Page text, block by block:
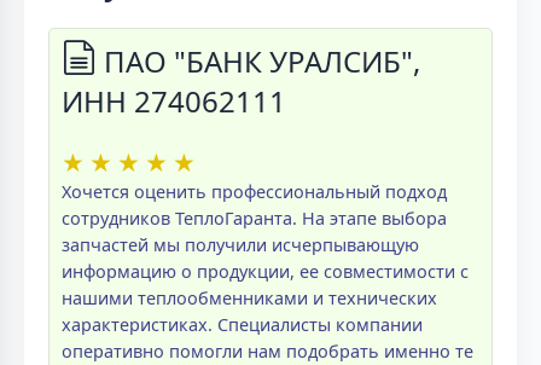
ПАО "БАНК УРАЛСИБ",
ИНН 274062111
★ ★ ★ ★ ★
Хочется оценить профессиональный подход
сотрудников ТеплоГаранта. На этапе выбора
запчастей мы получили исчерпывающую
информацию о продукции, ее совместимости с
нашими теплообменниками и технических
характеристиках. Специалисты компании
оперативно помогли нам подобрать именно те